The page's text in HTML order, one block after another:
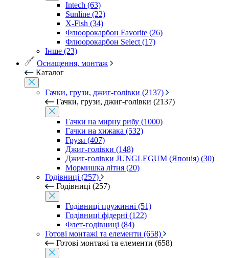
Intech (63)
Sunline (22)
X-Fish (34)
Флюорокарбон Favorite (26)
Флюорокарбон Select (17)
Інше (23)
Оснащення, монтаж
Каталог
Гачки, грузи, джиг-голівки (2137)
Гачки, грузи, джиг-голівки (2137)
Гачки на мирну рибу (1000)
Гачки на хижака (532)
Грузи (407)
Джиг-голівки (148)
Джиг-голівки JUNGLEGUM (Японія) (30)
Мормишка літня (20)
Годівниці (257)
Годівниці (257)
Годівниці пружинні (51)
Годівниці фідерні (122)
Флет-годівниці (84)
Готові монтажі та елементи (658)
Готові монтажі та елементи (658)